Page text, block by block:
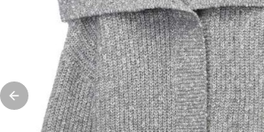
Previous slide